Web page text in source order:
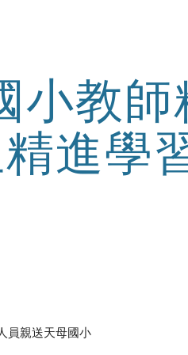
小教師
進學
員親送天母國小